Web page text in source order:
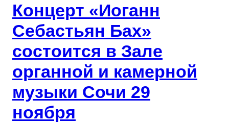
Концерт «Иоганн
Себастьян Бах»
состоится в Зале
органной и камерной
музыки Сочи 29
ноября